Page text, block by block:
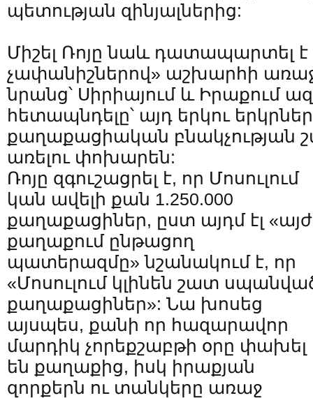
պետության զինյալներից:
Միշել Ռոյը նաև դատապարտել
չափանիշներով» աշխարհի
նրանց՝ Սիրիայում և Իրաքում
հետապնդելը՝ այդ երկու
քաղաքացիական բնակչության
առելու փոխարեն:
Ռոյը զգուշացրել է, որ Մոսուլում
կան ավելի քան 1.250.000
քաղաքացիներ, ըստ այդմ էլ
քաղաքում ընթացող
պատերազմը» նշանակում է, որ
«Մոսուլում կլինեն շատ
քաղաքացիներ»: Նա խոսեց
այսպես, քանի որ հազարավոր
մարդիկ չորեքշաբթի օրը փախել
են քաղաքից, իսկ իրաքյան
զորքերն ու տանկերը առաջ